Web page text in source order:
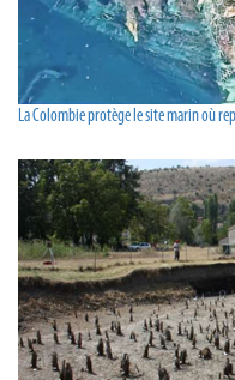
La Colombie protège le site marin où